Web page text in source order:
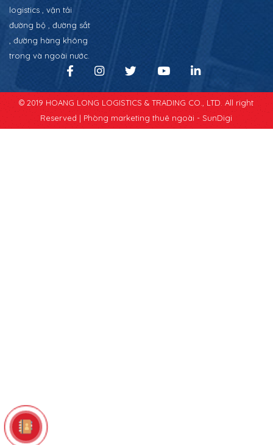
logistics , vận tải
đường bộ , đường sắt
, đường hàng không
trong và ngoài nước.
© 2019 HOANG LONG LOGISTICS & TRADING CO., LTD. All right
Reserved | Phòng marketing thuê ngoài - SunDigi